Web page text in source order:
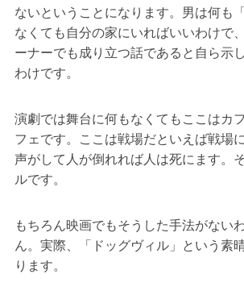
ないということになります。男は何も
なくても自分の家にいればいいわけで
ーナーでも成り立つ話であると自ら示
わけです。
演劇では舞台に何もなくてもここはカ
フェです。ここは戦場だといえば戦場
声がして人が倒れれば人は死にます。
ルです。
もちろん映画でもそうした手法がない
ん。実際、「ドッグヴィル」という素
ります。